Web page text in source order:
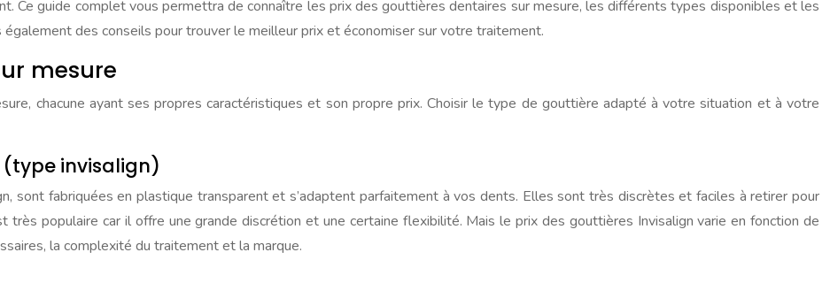
Ce guide complet vous permettra de connaître les prix des gouttières dentaires sur mesure, les différents types disponibles et les
des conseils pour trouver le meilleur prix et économiser sur votre traitement.
mesure
chacune ayant ses propres caractéristiques et son propre prix. Choisir le type de gouttière adapté à votre situation et à votre
invisalign)
sont fabriquées en plastique transparent et s’adaptent parfaitement à vos dents. Elles sont très discrètes et faciles à retirer pour
populaire car il offre une grande discrétion et une certaine flexibilité. Mais le prix des gouttières Invisalign varie en fonction de
la complexité du traitement et la marque.